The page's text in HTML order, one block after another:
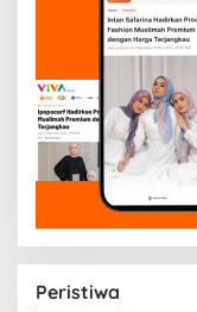
Peristiwa